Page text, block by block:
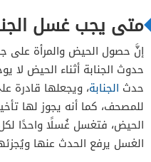
متى يجب غسل
إنَّ حصول الحيض والمرأة على
حدوث الجنابة أثناء الحيض لا
حدث الجنابة، ويجعلها قادرة
للمصحف، كما أنه يجوز لها
الحيض، فتغسل غُسلًا واحدًا
الغسل يرفع الحدث عنها